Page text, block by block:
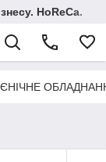
HoReCa.